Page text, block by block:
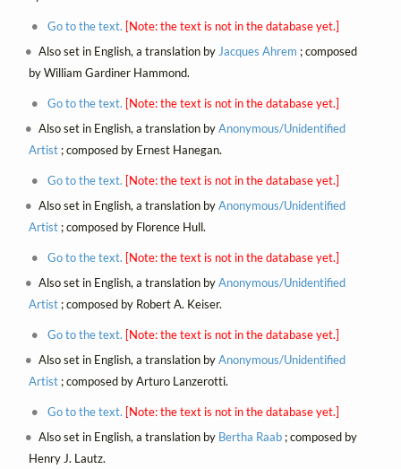
Go to the text. [Note: the text is not in the database yet.]
Also set in English, a translation by Jacques Ahrem ; composed
by William Gardiner Hammond.
Go to the text. [Note: the text is not in the database yet.]
Also set in English, a translation byAnonymous/Unidentified
Artist; composed by Ernest Hanegan.
Go to the text. [Note: the text is not in the database yet.]
Also set in English, a translation byAnonymous/Unidentified
Artist; composed by Florence Hull.
Go to the text. [Note: the text is not in the database yet.]
Also set in English, a translation byAnonymous/Unidentified
Artist; composed by Robert A. Keiser.
Go to the text. [Note: the text is not in the database yet.]
Also set in English, a translation byAnonymous/Unidentified
Artist; composed by Arturo Lanzerotti.
Go to the text. [Note: the text is not in the database yet.]
Also set in English, a translation by Bertha Raab ; composed by
Henry J. Lautz.